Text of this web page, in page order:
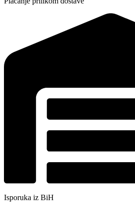
Isporuka iz BiH